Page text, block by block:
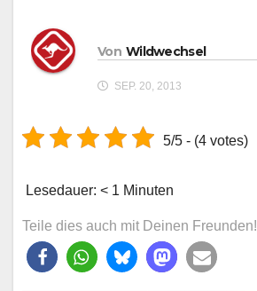
Von Wildwechsel
SEP. 20, 2013
5/5 - (4 votes)
Lesedauer: < 1 Minuten
Teile dies auch mit Deinen Freunden!